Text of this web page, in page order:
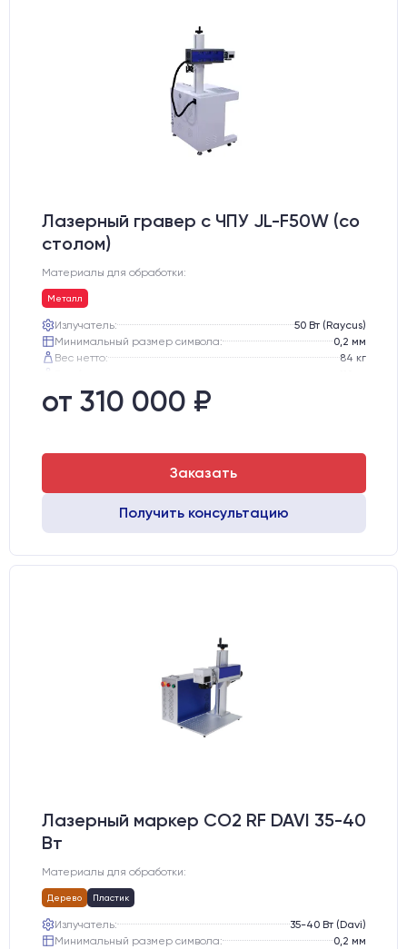
Лазерный гравер с ЧПУ JL-F50W (со
столом)
Материалы для обработки:
Металл
Излучатель:
50 Вт (Raycus)
Минимальный размер символа:
0,2 мм
Вес нетто:
84 кг
Транспортный габарит станка, мм:
от 310 000 ₽
Заказать
Получить консультацию
Лазерный маркер CO2 RF DAVI 35-40
Вт
Материалы для обработки:
Дерево Пластик
Излучатель:
35-40 Вт (Davi)
Минимальный размер символа:
0,2 мм